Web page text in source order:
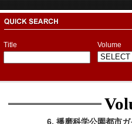
Title Volume
6. 播磨科学公園都市